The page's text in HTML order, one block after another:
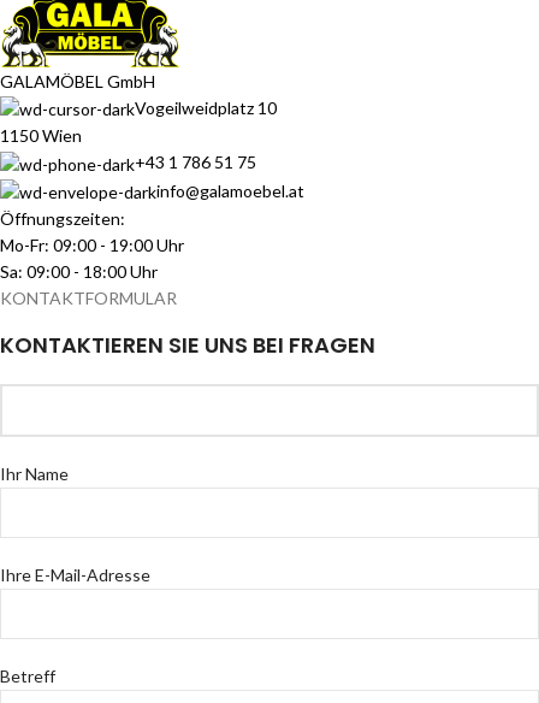
GALAMÖBEL GmbH
Vogeilweidplatz 10
1150 Wien
+43 1 786 51 75
info@galamoebel.at
Öffnungszeiten:
Mo-Fr: 09:00 - 19:00 Uhr
Sa: 09:00 - 18:00 Uhr
KONTAKTFORMULAR
KONTAKTIEREN SIE UNS BEI FRAGEN
Ihr Name
Ihre E-Mail-Adresse
Betreff